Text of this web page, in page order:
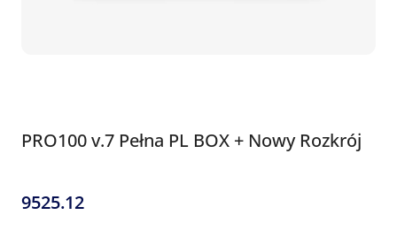
PRO100 v.7 Pełna PL BOX + Nowy Rozkrój
Cena:
9525.12